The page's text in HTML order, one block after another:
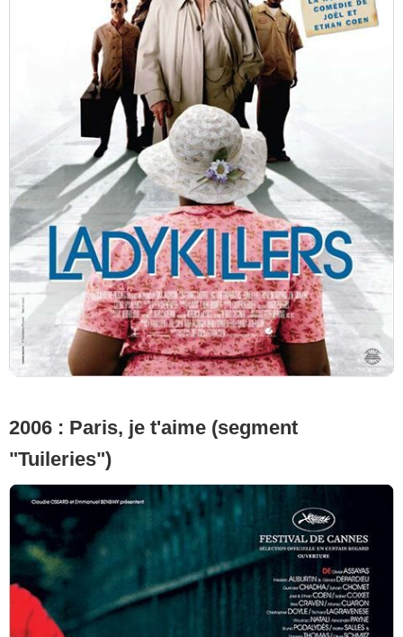
2006 : Paris, je t'aime (segment
"Tuileries")